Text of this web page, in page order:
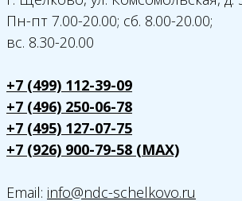
Пн-пт 7.00-20.00; сб. 8.00-20.00;
вс. 8.30-20.00
+7 (499) 112-39-09
+7 (496) 250-06-78
+7 (495) 127-07-75
+7 (926) 900-79-58 (MAX)
Email: info@ndc-schelkovo.ru